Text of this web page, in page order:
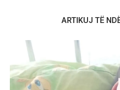
ARTIKUJ TË